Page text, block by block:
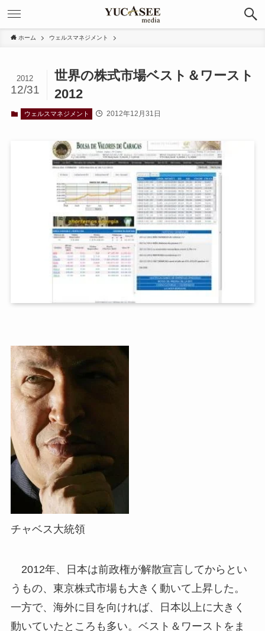
ホーム ウェルスマネジメント
世界の株式市場ベスト＆ワースト
2012
2012
12/31
ウェルスマネジメント 2012年12月31日
チャベス大統領
2012年、日本は前政権が解散宣言してからとい
うもの、東京株式市場も大きく動いて上昇した。
一方で、海外に目を向ければ、日本以上に大きく
動いていたところも多い。ベスト＆ワーストをま